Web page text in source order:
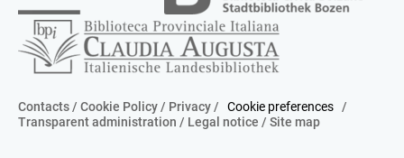
Contacts / Cookie Policy / Privacy / Cookie preferences
/
Transparent administration / Legal notice / Site map